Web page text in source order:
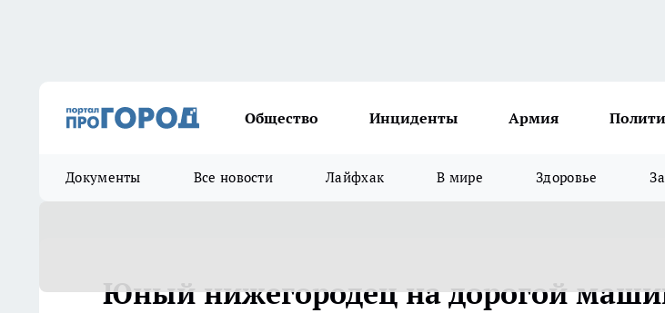
Общество Инциденты Армия
Документы Все новости Лайфхак В мире Здоровье
Юный нижегородец на дорогой